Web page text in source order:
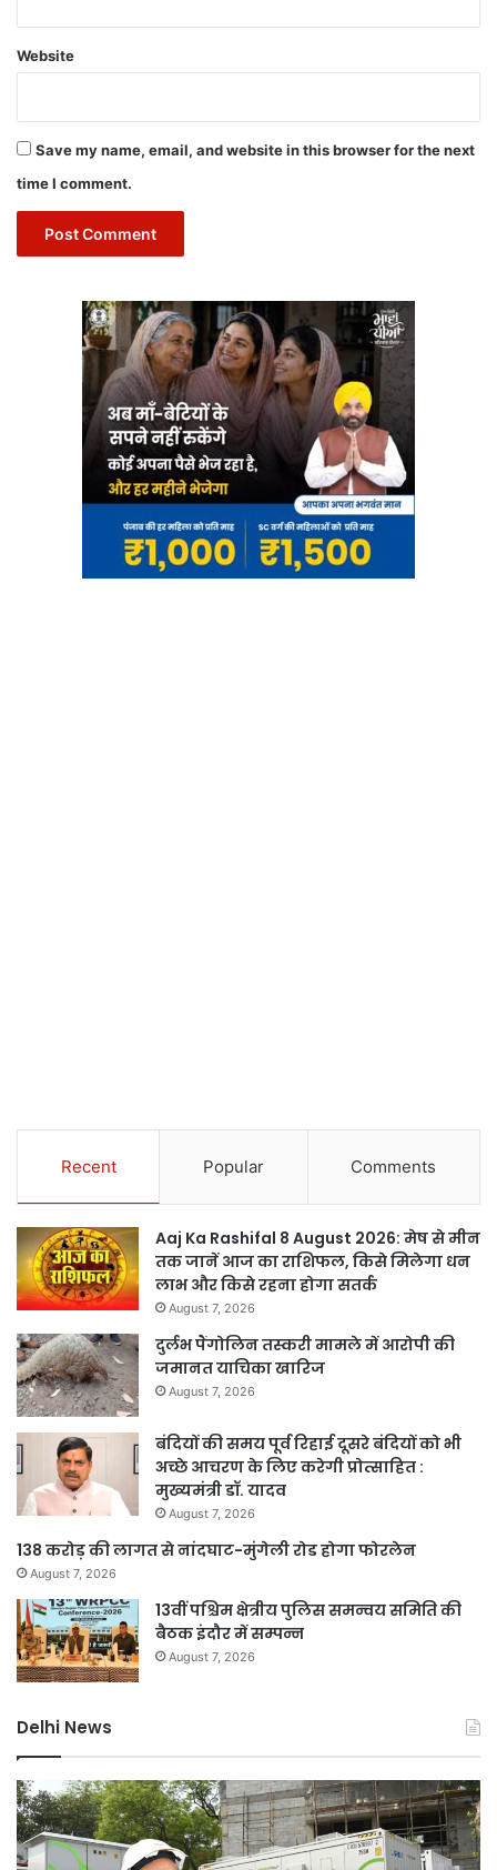
Website
Save my name, email, and website in this browser for the next
time I comment.
Recent Popular Comments
Aaj Ka Rashifal 8 August 2026: मेष से मीन
तक जानें आज का राशिफल, किसे मिलेगा धन
लाभ और किसे रहना होगा सतर्क
August 7, 2026
दुर्लभ पैंगोलिन तस्करी मामले में आरोपी की
जमानत याचिका खारिज
August 7, 2026
बंदियों की समय पूर्व रिहाई दूसरे बंदियों को भी
अच्छे आचरण के लिए करेगी प्रोत्साहित :
मुख्यमंत्री डॉ. यादव
August 7, 2026
138 करोड़ की लागत से नांदघाट-मुंगेली रोड होगा फोरलेन
August 7, 2026
13वीं पश्चिम क्षेत्रीय पुलिस समन्वय समिति की
बैठक इंदौर में सम्पन्न
August 7, 2026
Delhi News
दिल्ली
में
24
घंटे
में